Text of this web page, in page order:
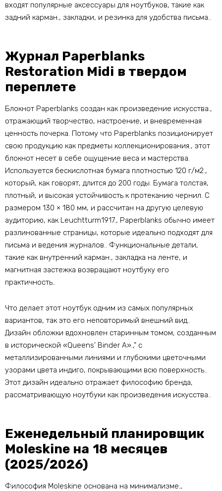
входят популярные аксессуары для ноутбуков, такие как
задний карман., закладки, и резинка для удобства письма..
Журнал Paperblanks
Restoration Midi в твердом
переплете
Блокнот Paperblanks создан как произведение искусства.,
отражающий творчество, настроение, и вневременная
ценность почерка. Потому что Paperblanks позиционирует
свою продукцию как предметы коллекционирования., этот
блокнот несет в себе ощущение веса и мастерства.
Используется бескислотная бумага плотностью 120 г/м2.,
который, как говорят, длится до 200 годы. Бумага толстая,
плотный, и высокая устойчивость к протеканию чернил. С
размером 130 × 180 мм, и рассчитан на другую целевую
аудиторию, как Leuchtturm1917., Paperblanks обычно имеет
разлинованные страницы, которые идеально подходят для
письма и ведения журналов.. Функциональные детали,
такие как внутренний карман., закладка на ленте, и
магнитная застежка возвращают ноутбуку его
практичность..
Что делает этот ноутбук одним из самых популярных
вариантов, так это его неповторимый внешний вид..
Дизайн обложки вдохновлен старинным томом, созданным
в исторической «Queens’ Binder A».,” с
металлизированными линиями и глубокими цветочными
узорами цвета индиго, покрывающими всю поверхность..
Этот дизайн идеально отражает философию бренда,
рассматривающую ноутбуки как произведения искусства..
Еженедельный планировщик
Moleskine на 18 месяцев
(2025/2026)
Философия Moleskine основана на минимализме.,